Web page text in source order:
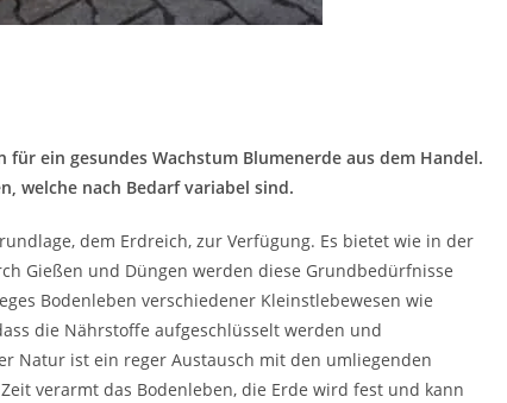
ein gesundes Wachstum Blumenerde aus dem Handel.
welche nach Bedarf variabel sind.
dem Erdreich, zur Verfügung. Es bietet wie in der
Gießen und Düngen werden diese Grundbedürfnisse
Bodenleben verschiedener Kleinstlebewesen wie
die Nährstoffe aufgeschlüsselt werden und
Natur ist ein reger Austausch mit den umliegenden
verarmt das Bodenleben, die Erde wird fest und kann